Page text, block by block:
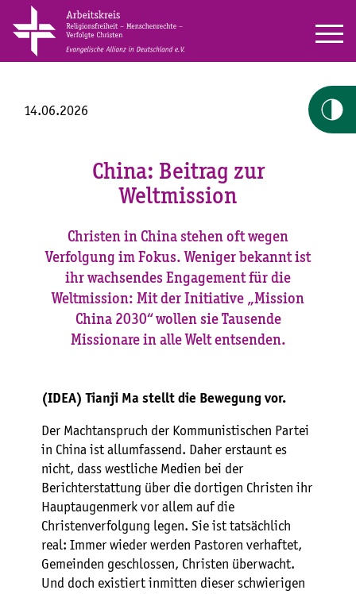
14.06.2026
China: Beitrag zur
Weltmission
Christen in China stehen oft wegen
Verfolgung im Fokus. Weniger bekannt ist
ihr wachsendes Engagement für die
Weltmission: Mit der Initiative „Mission
China 2030“ wollen sie Tausende
Missionare in alle Welt entsenden.
(IDEA) Tianji Ma stellt die Bewegung vor.
Der Machtanspruch der Kommunistischen Partei
in China ist allumfassend. Daher erstaunt es
nicht, dass westliche Medien bei der
Berichterstattung über die dortigen Christen ihr
Hauptaugenmerk vor allem auf die
Christenverfolgung legen. Sie ist tatsächlich
real: Immer wieder werden Pastoren verhaftet,
Gemeinden geschlossen, Christen überwacht.
Und doch existiert inmitten dieser schwierigen